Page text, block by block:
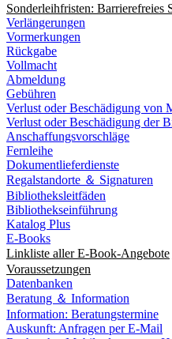
Sonderleihfristen: Barrierefreies
Verlängerungen
Vormerkungen
Rückgabe
Vollmacht
Abmeldung
Gebühren
Verlust oder Beschädigung von
Verlust oder Beschädigung der
Anschaffungsvorschläge
Fernleihe
Dokumentlieferdienste
Regalstandorte ＆ Signaturen
Bibliotheksleitfäden
Bibliothekseinführung
Katalog Plus
E-Books
Linkliste aller E-Book-Angebote
Voraussetzungen
Datenbanken
Beratung ＆ Information
Information: Beratungstermine
Auskunft: Anfragen per E-Mail